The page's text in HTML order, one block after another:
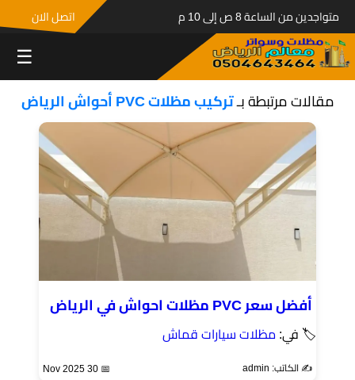
متواجدين من الساعة 8 ص إلى 10 م اتصل الان
☰
مقالات مرتبطة بـتركيب مظلات PVC أحواش الرياض
أفضل سعر PVC مظلات احواش في الرياض
🏷 في: مظلات سيارات قماش
✍️ الكاتب: admin 📅 30 Nov 2025